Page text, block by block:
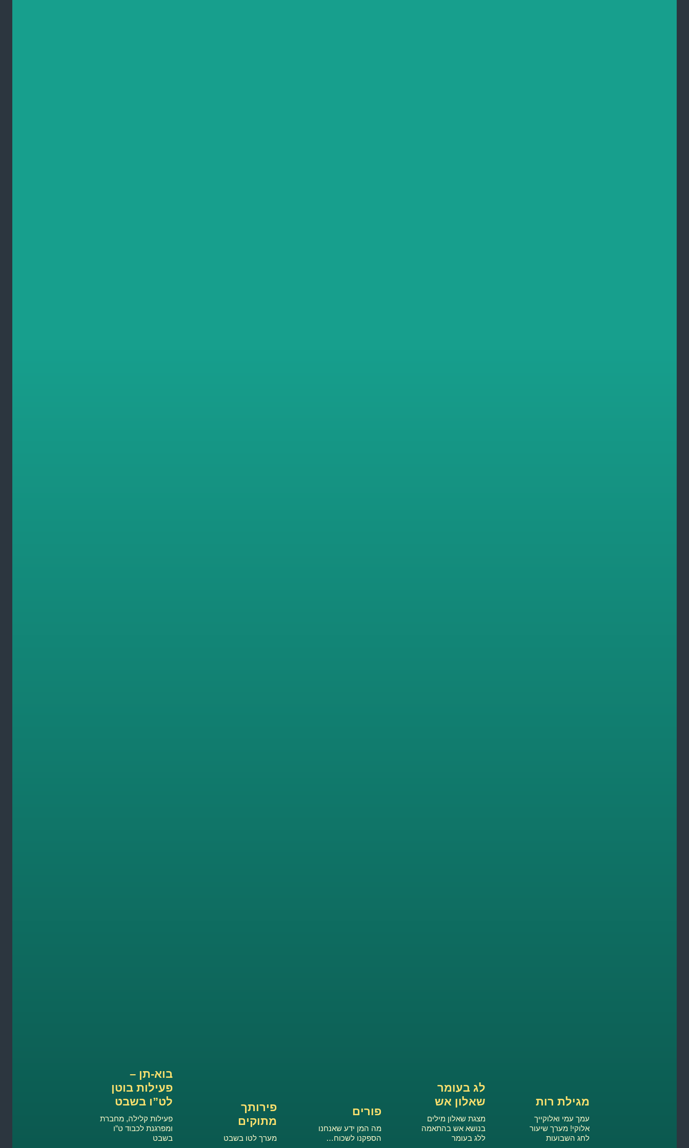
מגילת רות
עמך עמי ואלוקייך
אלוקי! מערך שיעור
לחג השבועות
לג בעומר
שאלון אש
מצגת שאלון מילים
בנושא אש בהתאמה
ללג בעומר
פורים
מה המן ידע שאנחנו
הספקנו לשכוח…
פירותך
מתוקים
מערך לטו בשבט
בוא-תן –
פעילות בוטן
לט”ו בשבט
פעילות קלילה, מחברת
ומפרגנת לכבוד ט”ו
בשבט